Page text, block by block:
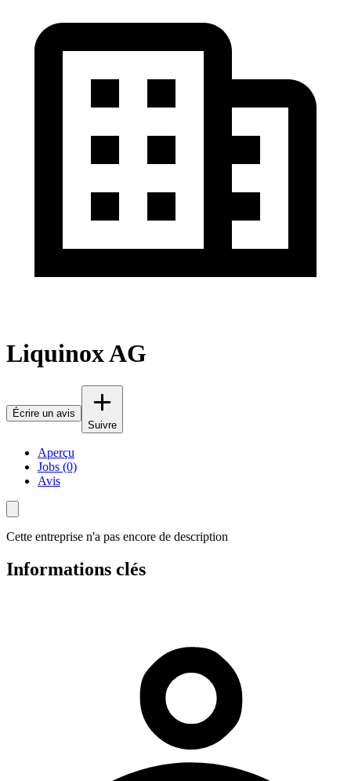
Liquinox AG
Écrire un avis
Suivre
Aperçu
Jobs (0)
Avis
Cette entreprise n'a pas encore de description
Informations clés